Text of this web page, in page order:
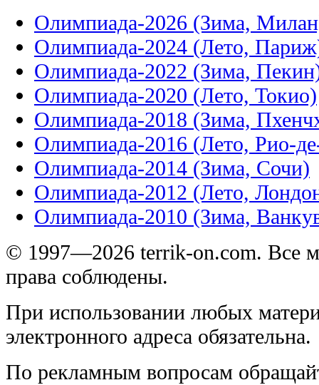
Олимпиада-2026 (Зима,
Олимпиада-2024 (Лето,
Олимпиада-2022 (Зима,
Олимпиада-2020 (Лето, Токио)
Олимпиада-2018 (Зима,
Олимпиада-2016 (Лето, Рио-
Олимпиада-2014 (Зима, Сочи)
Олимпиада-2012 (Лето,
Олимпиада-2010 (Зима,
© 1997—2026 terrik-on.com. Все
права соблюдены.
При использовании любых
электронного адреса обязательна.
По рекламным вопросам